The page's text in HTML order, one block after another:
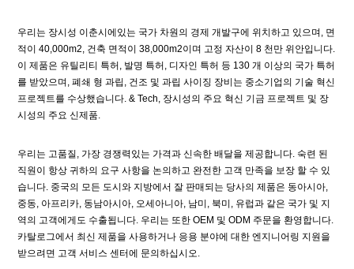
우리는 장시성 이춘시에있는 국가 차원의 경제 개발구에 위치하고 있으며, 면
적이 40,000m2, 건축 면적이 38,000m2이며 고정 자산이 8 천만 위안입니다.
이 제품은 유틸리티 특허, 발명 특허, 디자인 특허 등 130 개 이상의 국가 특허
를 받았으며, 폐쇄 형 과립, 건조 및 과립 사이징 장비는 중소기업의 기술 혁신
프로젝트를 수상했습니다. & Tech, 장시성의 주요 혁신 기금 프로젝트 및 장
시성의 주요 신제품.
우리는 고품질, 가장 경쟁력있는 가격과 신속한 배달을 제공합니다. 숙련 된
직원이 항상 귀하의 요구 사항을 논의하고 완전한 고객 만족을 보장 할 수 있
습니다. 중국의 모든 도시와 지방에서 잘 판매되는 당사의 제품은 동아시아,
중동, 아프리카, 동남아시아, 오세아니아, 남미, 북미, 유럽과 같은 국가 및 지
역의 고객에게도 수출됩니다. 우리는 또한 OEM 및 ODM 주문을 환영합니다.
카탈로그에서 최신 제품을 사용하거나 응용 분야에 대한 엔지니어링 지원을
받으려면 고객 서비스 센터에 문의하십시오.